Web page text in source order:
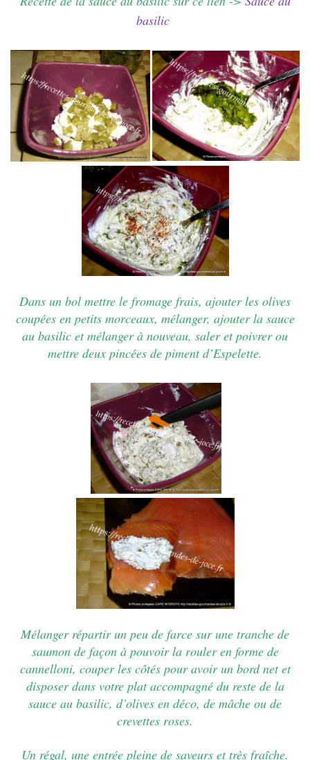
basilic
Dans un bol mettre le fromage frais, ajouter les olives
coupées en petits morceaux, mélanger, ajouter la sauce
au basilic et mélanger à nouveau, saler et poivrer ou
mettre deux pincées de piment d’Espelette.
Mélanger répartir un peu de farce sur une tranche de
saumon de façon à pouvoir la rouler en forme de
cannelloni, couper les côtés pour avoir un bord net et
disposer dans votre plat accompagné du reste de la
sauce au basilic, d’olives en déco, de mâche ou de
crevettes roses.
Un régal, une entrée pleine de saveurs et très fraîche.